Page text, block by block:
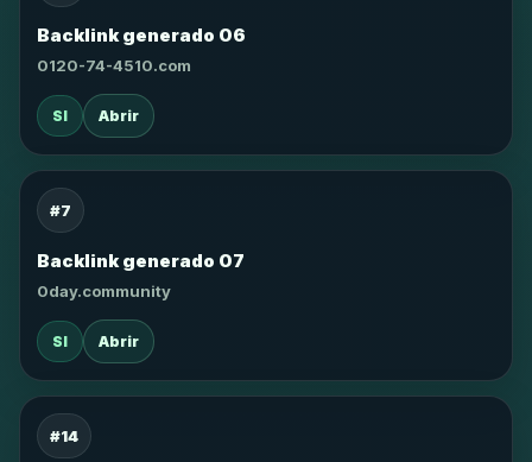
Backlink generado 06
0120-74-4510.com
SI Abrir
#7
Backlink generado 07
0day.community
SI Abrir
#14